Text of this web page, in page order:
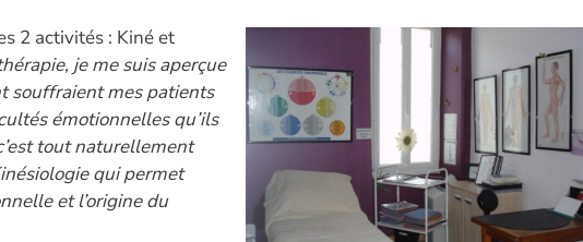
2 activités : Kiné et
je me suis aperçue
souffraient mes patients
émotionnelles qu’ils
tout naturellement
qui permet
et l’origine du